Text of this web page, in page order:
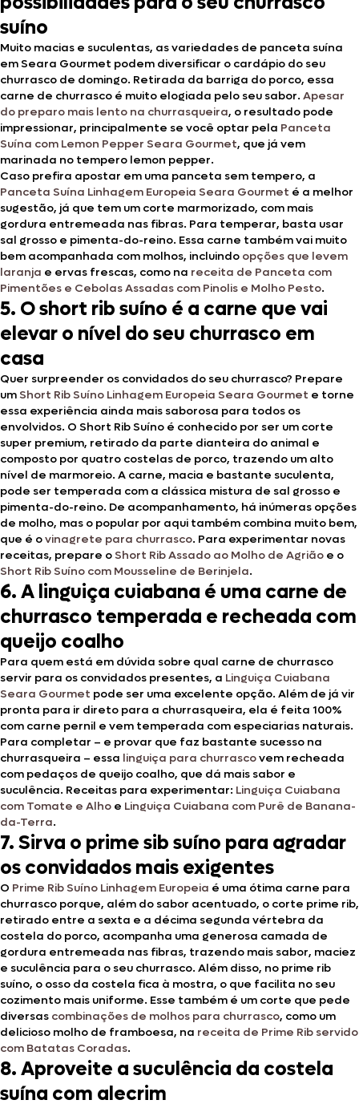
suíno
Muito macias e suculentas, as variedades de panceta suína
em Seara Gourmet podem diversificar o cardápio do seu
churrasco de domingo. Retirada da barriga do porco, essa
carne de churrasco é muito elogiada pelo seu sabor. Apesar
do preparo mais lento na churrasqueira, o resultado pode
impressionar, principalmente se você optar pela Panceta
Suína com Lemon Pepper Seara Gourmet, que já vem
marinada no tempero lemon pepper.
Caso prefira apostar em uma panceta sem tempero, a
Panceta Suína Linhagem Europeia Seara Gourmet é a melhor
sugestão, já que tem um corte marmorizado, com mais
gordura entremeada nas fibras. Para temperar, basta usar
sal grosso e pimenta-do-reino. Essa carne também vai muito
bem acompanhada com molhos, incluindo opções que levem
laranja e ervas frescas, como na receita de Panceta com
Pimentões e Cebolas Assadas com Pinolis e Molho Pesto.
5. O short rib suíno é a carne que vai
elevar o nível do seu churrasco em
casa
Quer surpreender os convidados do seu churrasco? Prepare
um Short Rib Suíno Linhagem Europeia Seara Gourmet e torne
essa experiência ainda mais saborosa para todos os
envolvidos. O Short Rib Suíno é conhecido por ser um corte
super premium, retirado da parte dianteira do animal e
composto por quatro costelas de porco, trazendo um alto
nível de marmoreio. A carne, macia e bastante suculenta,
pode ser temperada com a clássica mistura de sal grosso e
pimenta-do-reino. De acompanhamento, há inúmeras opções
de molho, mas o popular por aqui também combina muito bem,
que é ovinagrete para churrasco. Para experimentar novas
receitas, prepare o Short Rib Assado ao Molho de Agrião e o
Short Rib Suíno com Mousseline de Berinjela.
6. A linguiça cuiabana é uma carne de
churrasco temperada e recheada com
queijo coalho
Para quem está em dúvida sobre qual carne de churrasco
servir para os convidados presentes, a Linguiça Cuiabana
Seara Gourmet pode ser uma excelente opção. Além de já vir
pronta para ir direto para a churrasqueira, ela é feita 100%
com carne pernil e vem temperada com especiarias naturais.
Para completar – e provar que faz bastante sucesso na
churrasqueira – essa linguiça para churrascovem recheada
com pedaços de queijo coalho, que dá mais sabor e
suculência. Receitas para experimentar: Linguiça Cuiabana
com Tomate e Alho e Linguiça Cuiabana com Purê de Banana-
da-Terra.
7. Sirva o prime sib suíno para agradar
os convidados mais exigentes
O Prime Rib Suíno Linhagem Europeia é uma ótima carne para
churrasco porque, além do sabor acentuado, o corte prime rib,
retirado entre a sexta e a décima segunda vértebra da
costela do porco, acompanha uma generosa camada de
gordura entremeada nas fibras, trazendo mais sabor, maciez
e suculência para o seu churrasco. Além disso, no prime rib
suíno, o osso da costela fica à mostra, o que facilita no seu
cozimento mais uniforme. Esse também é um corte que pede
diversas combinações de molhos para churrasco, como um
delicioso molho de framboesa, na receita de Prime Rib servido
com Batatas Coradas.
8. Aproveite a suculência da costela
suína com alecrim